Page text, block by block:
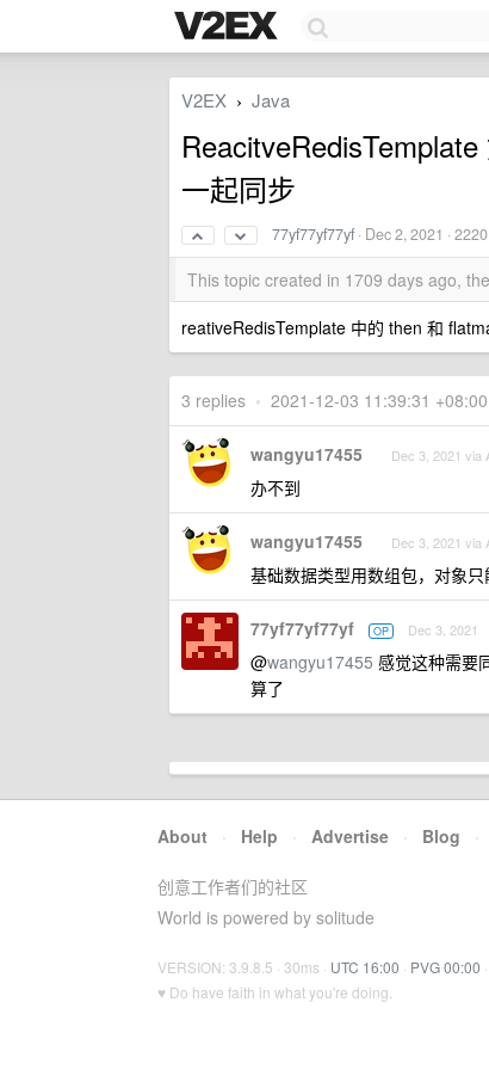
V2EX › Java
一起同步
77yf77yf77yf· Dec 2, 2021 ·
This topic created in 1709 days ago,
reativeRedisTemplate 中的 then 和
3 replies • 2021-12-03 11:39:31 +08:00
wangyu17455 Dec 3, 2021 via
办不到
wangyu17455 Dec 3, 2021 via
基础数据类型用数组包，对象
77yf77yf77yf OP Dec 3, 2021
@wangyu17455 感觉这种需要
算了
About · Help · Advertise · Blog ·
创意工作者们的社区
World is powered by solitude
VERSION: 3.9.8.5 · 30ms · UTC 16:00 · PVG 00:00 ·
♥ Do have faith in what you're doing.